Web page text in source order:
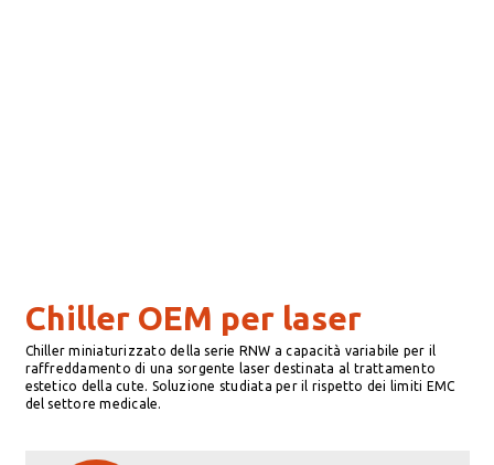
Chiller OEM per laser
Chiller miniaturizzato della serie RNW a capacità variabile per il
raffreddamento di una sorgente laser destinata al trattamento
estetico della cute. Soluzione studiata per il rispetto dei limiti EMC
del settore medicale.